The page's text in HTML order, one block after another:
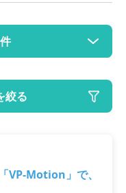
絞る
VP-Motion」で、